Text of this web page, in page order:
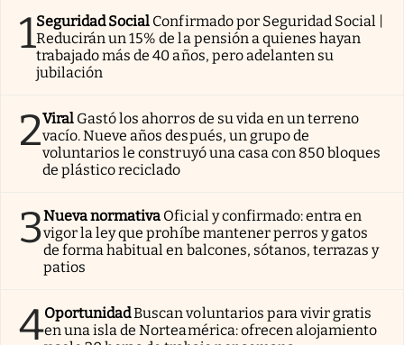
1Seguridad Social Confirmado por Seguridad Social |
Reducirán un 15% de la pensión a quienes hayan
trabajado más de 40 años, pero adelanten su
jubilación
2Viral Gastó los ahorros de su vida en un terreno
vacío. Nueve años después, un grupo de
voluntarios le construyó una casa con 850 bloques
de plástico reciclado
3Nueva normativa Oficial y confirmado: entra en
vigor la ley que prohíbe mantener perros y gatos
de forma habitual en balcones, sótanos, terrazas y
patios
4OportunidadBuscan voluntarios para vivir gratis
en una isla de Norteamérica: ofrecen alojamiento